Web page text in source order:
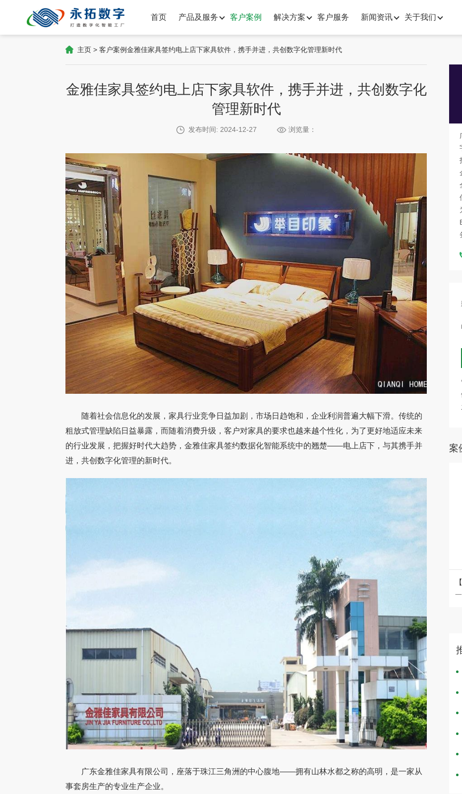
首页 产品及服务 客户案例 解决方案 客户服务 新闻资讯 关于我们
主页 > 客户案例金雅佳家具签约电上店下家具软件，携手并进，共创数字化管理新时代
金雅佳家具签约电上店下家具软件，携手并进，共创数字化
管理新时代
发布时间: 2024-12-27 浏览量：
随着社会信息化的发展，家具行业竞争日益加剧，市场日趋饱和，企业利润普遍大幅下滑。传统的
粗放式管理缺陷日益暴露，而随着消费升级，客户对家具的要求也越来越个性化，为了更好地适应未来
的行业发展，把握好时代大趋势，金雅佳家具签约数据化智能系统中的翘楚——电上店下，与其携手并
进，共创数字化管理的新时代。
广东金雅佳家具有限公司，座落于珠江三角洲的中心腹地——拥有山林水都之称的高明，是一家从
事套房生产的专业生产企业。
案
童话森林全面推动新零售管理系统落地选
童话森林家具创立于2003年，坐落在设计之
都—深圳。以“为客户创造价值”为使命，传承
中国传统精湛手工艺技术，融合欧洲设计精
【家具数字化案例】广州稳凯家具有限公
司签约永拓家具ERP、MES数字化案例
一、 客户介绍：深耕制造三十载的户外家具
专家 广州稳凯家具有限公司自1993年成立以
来，始终专注于金属、木质及户外家具的研发
与制造